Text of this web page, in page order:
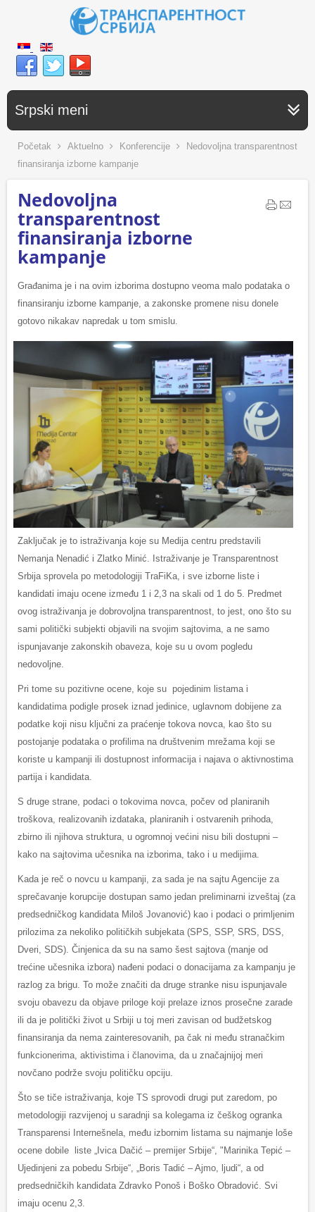
Srpski meni
Početak Aktuelno Konferencije
Nedovoljna transparentnost
finansiranja izborne kampanje
Nedovoljna
transparentnost
finansiranja izborne
kampanje
Građanima je i na ovim izborima dostupno veoma malo podataka o
finansiranju izborne kampanje, a zakonske promene nisu donele
gotovo nikakav napredak u tom smislu.
Zaključak je to istraživanja koje su Medija centru predstavili
Nemanja Nenadić i Zlatko Minić. Istraživanje je Transparentnost
Srbija sprovela po metodologiji TraFiKa, i sve izborne liste i
kandidati imaju ocene između 1 i 2,3 na skali od 1 do 5. Predmet
ovog istraživanja je dobrovoljna transparentnost, to jest, ono što su
sami politički subjekti objavili na svojim sajtovima, a ne samo
ispunjavanje zakonskih obaveza, koje su u ovom pogledu
nedovoljne.
Pri tome su pozitivne ocene, koje su pojedinim listama i
kandidatima podigle prosek iznad jedinice, uglavnom dobijene za
podatke koji nisu ključni za praćenje tokova novca, kao što su
postojanje podataka o profilima na društvenim mrežama koji se
koriste u kampanji ili dostupnost informacija i najava o aktivnostima
partija i kandidata.
S druge strane, podaci o tokovima novca, počev od planiranih
troškova, realizovanih izdataka, planiranih i ostvarenih prihoda,
zbirno ili njihova struktura, u ogromnoj većini nisu bili dostupni –
kako na sajtovima učesnika na izborima, tako i u medijima.
Kada je reč o novcu u kampanji, za sada je na sajtu Agencije za
sprečavanje korupcije dostupan samo jedan preliminarni izveštaj (za
predsedničkog kandidata Miloš Jovanović) kao i podaci o primljenim
prilozima za nekoliko političkih subjekata (SPS, SSP, SRS, DSS,
Dveri, SDS). Činjenica da su na samo šest sajtova (manje od
trećine učesnika izbora) nađeni podaci o donacijama za kampanju je
razlog za brigu. To može značiti da druge stranke nisu ispunjavale
svoju obavezu da objave priloge koji prelaze iznos prosečne zarade
ili da je politički život u Srbiji u toj meri zavisan od budžetskog
finansiranja da nema zainteresovanih, pa čak ni među stranačkim
funkcionerima, aktivistima i članovima, da u značajnijoj meri
novčano podrže svoju političku opciju.
Što se tiče istraživanja, koje TS sprovodi drugi put zaredom, po
metodologiji razvijenoj u saradnji sa kolegama iz češkog ogranka
Transparensi Internešnela, među izbornim listama su najmanje loše
ocene dobile liste „Ivica Dačić – premijer Srbije“, "Marinika Tepić –
Ujedinjeni za pobedu Srbije“, „Boris Tadić – Ajmo, ljudi“, a od
predsedničkih kandidata Zdravko Ponoš i Boško Obradović. Svi
imaju ocenu 2,3.